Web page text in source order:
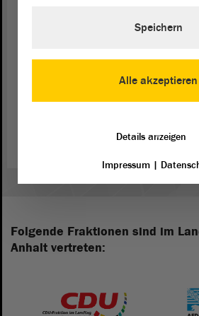
(Beifall bei der AfD)
Folgende Fraktionen sind im
Anhalt vertreten:
Alle akzeptieren
Speichern
Details anzeigen
Impressum|